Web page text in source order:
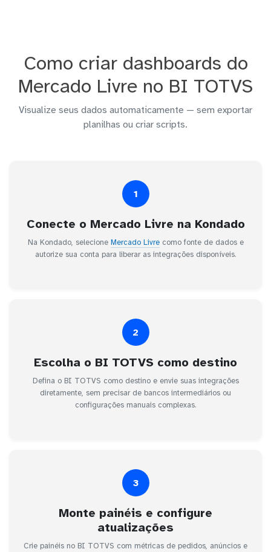
Como criar dashboards do
Mercado Livre no BI TOTVS
Visualize seus dados automaticamente — sem exportar
planilhas ou criar scripts.
1
Conecte o Mercado Livre na Kondado
Na Kondado, selecione Mercado Livrecomo fonte de dados e
autorize sua conta para liberar as integrações disponíveis.
2
Escolha o BI TOTVS como destino
Defina o BI TOTVS como destino e envie suas integrações
diretamente, sem precisar de bancos intermediários ou
configurações manuais complexas.
3
Monte painéis e configure
atualizações
Crie painéis no BI TOTVS com métricas de pedidos, anúncios e